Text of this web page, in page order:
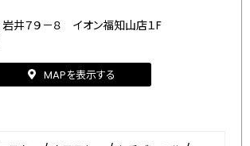
井７９－８ イオン福知山店１F
MAPを表示する